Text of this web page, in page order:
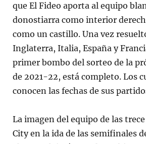
que El Fideo aporta al equipo
donostiarra como interior
como un castillo. Una vez
Inglaterra, Italia, España y
primer bombo del sorteo de la
de 2021-22, está completo. Los
conocen las fechas de sus
La imagen del equipo de las
City en la ida de las semifinales